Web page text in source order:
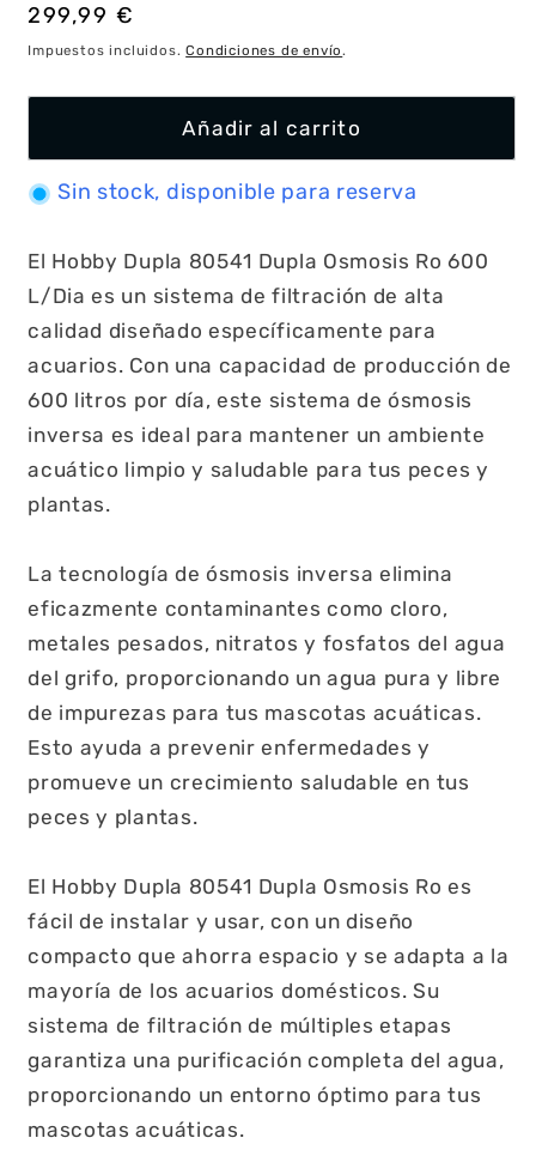
Precio
habitual
299,99 €
Impuestos incluidos.Condiciones de envío.
Añadir al carrito
Sin stock, disponible para reserva
El Hobby Dupla 80541 Dupla Osmosis Ro 600
L/Dia es un sistema de filtración de alta
calidad diseñado específicamente para
acuarios. Con una capacidad de producción de
600 litros por día, este sistema de ósmosis
inversa es ideal para mantener un ambiente
acuático limpio y saludable para tus peces y
plantas.
La tecnología de ósmosis inversa elimina
eficazmente contaminantes como cloro,
metales pesados, nitratos y fosfatos del agua
del grifo, proporcionando un agua pura y libre
de impurezas para tus mascotas acuáticas.
Esto ayuda a prevenir enfermedades y
promueve un crecimiento saludable en tus
peces y plantas.
El Hobby Dupla 80541 Dupla Osmosis Ro es
fácil de instalar y usar, con un diseño
compacto que ahorra espacio y se adapta a la
mayoría de los acuarios domésticos. Su
sistema de filtración de múltiples etapas
garantiza una purificación completa del agua,
proporcionando un entorno óptimo para tus
mascotas acuáticas.